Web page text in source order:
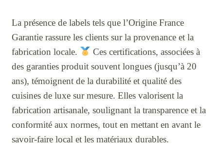
La présence de labels tels que l’Origine France
Garantie rassure les clients sur la provenance et la
fabrication locale.
Ces certifications, associées à
des garanties produit souvent longues (jusqu’à 20
ans), témoignent de la durabilité et qualité des
cuisines de luxe sur mesure. Elles valorisent la
fabrication artisanale, soulignant la transparence et la
conformité aux normes, tout en mettant en avant le
savoir-faire local et les matériaux durables.